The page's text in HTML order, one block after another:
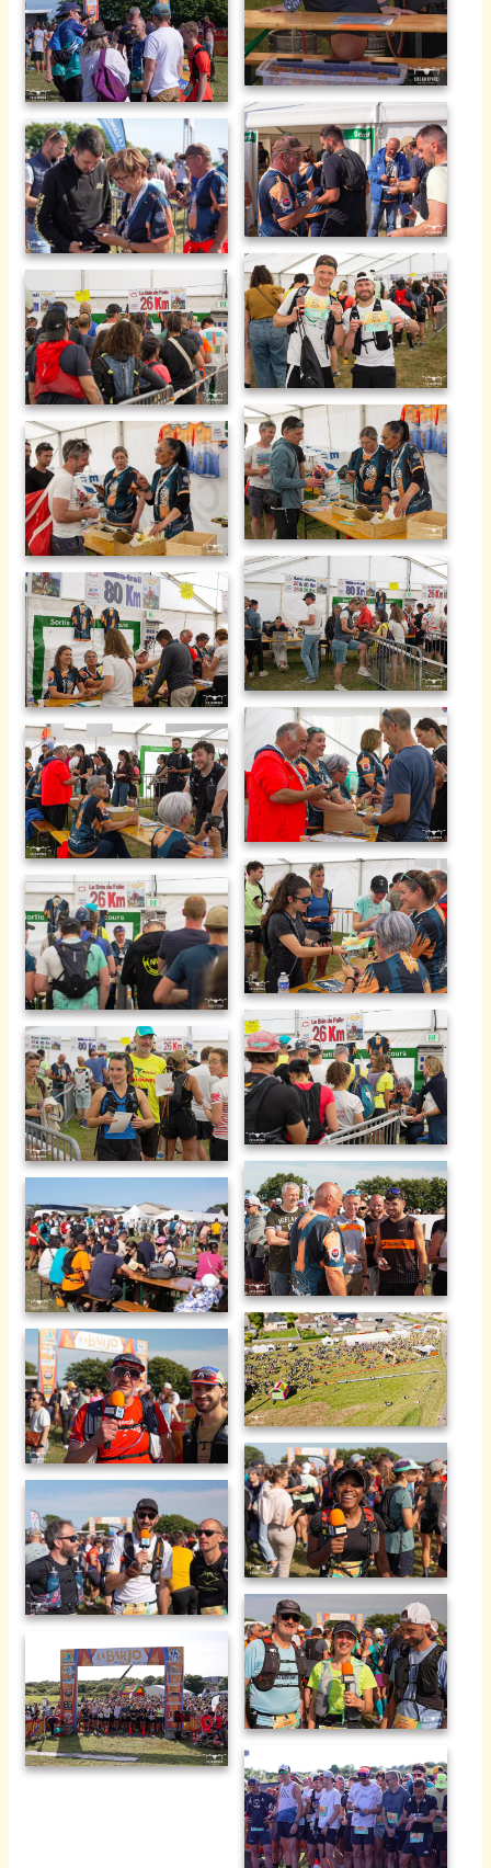
Brin de folie 2025-21
Brin de folie 2025-22
Brin de folie 2025-23
Brin de folie 2025-24